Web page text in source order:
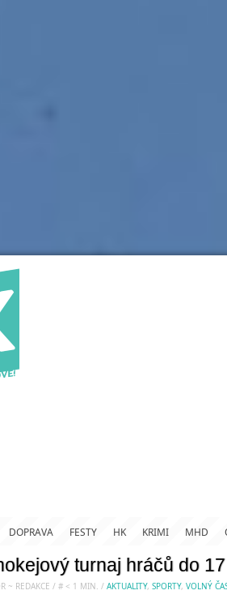
DOPRAVA FESTY HK KRIMI MHD
turnaj hráčů do
~ REDAKCE / # < 1 MIN. / AKTUALITY, SPORTY, VOLNÝ